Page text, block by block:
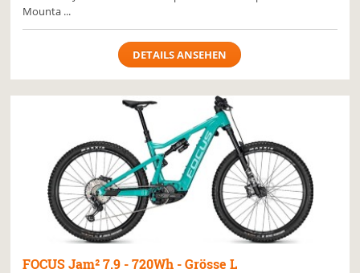
Mounta ...
DETAILS ANSEHEN
FOCUS Jam² 7.9 - 720Wh - Grösse L